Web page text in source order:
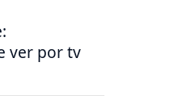
ver por tv